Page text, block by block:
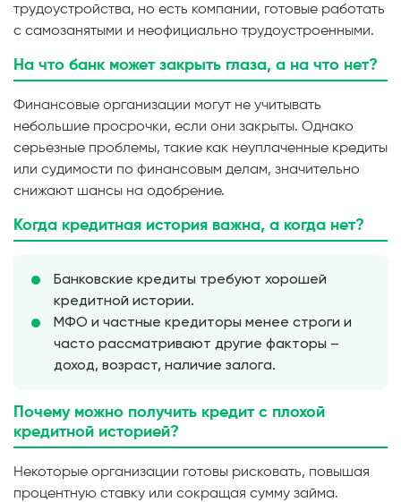
трудоустройства, но есть компании, готовые работать
с самозанятыми и неофициально трудоустроенными.
На что банк может закрыть глаза, а на что нет?
Финансовые организации могут не учитывать
небольшие просрочки, если они закрыты. Однако
серьезные проблемы, такие как неуплаченные кредиты
или судимости по финансовым делам, значительно
снижают шансы на одобрение.
Когда кредитная история важна, а когда нет?
Банковские кредиты требуют хорошей
кредитной истории.
МФО и частные кредиторы менее строги и
часто рассматривают другие факторы –
доход, возраст, наличие залога.
Почему можно получить кредит с плохой
кредитной историей?
Некоторые организации готовы рисковать, повышая
процентную ставку или сокращая сумму займа.